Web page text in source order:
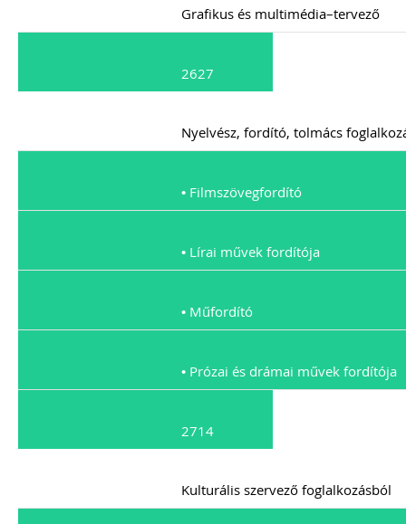
Grafikus és multimédia–tervező
2627
Nyelvész, fordító, tolmács
• Filmszövegfordító
• Lírai művek fordítója
• Műfordító
• Prózai és drámai művek fordítója
2714
Kulturális szervező foglalkozásból